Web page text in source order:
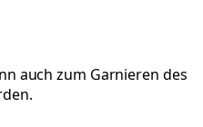
auch zum Garnieren des